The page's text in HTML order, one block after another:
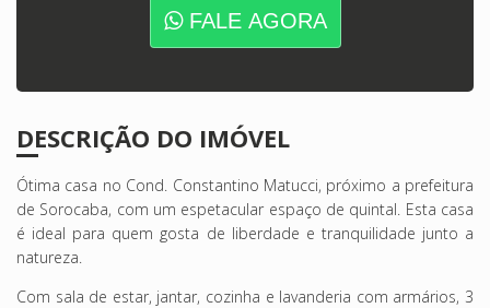
FALE AGORA
DESCRIÇÃO DO IMÓVEL
Ótima casa no Cond. Constantino Matucci, próximo a prefeitura
de Sorocaba, com um espetacular espaço de quintal. Esta casa
é ideal para quem gosta de liberdade e tranquilidade junto a
natureza.
Com sala de estar, jantar, cozinha e lavanderia com armários, 3